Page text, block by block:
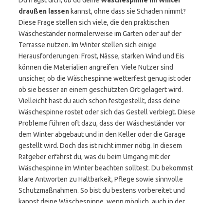
draußen lassen kannst, ohne dass sie Schaden nimmt?
Diese Frage stellen sich viele, die den praktischen
Wäscheständer normalerweise im Garten oder auf der
Terrasse nutzen. Im Winter stellen sich einige
Herausforderungen: Frost, Nässe, starken Wind und Eis
können die Materialien angreifen. Viele Nutzer sind
unsicher, ob die Wäschespinne wetterfest genug ist oder
ob sie besser an einem geschützten Ort gelagert wird.
Vielleicht hast du auch schon festgestellt, dass deine
Wäschespinne rostet oder sich das Gestell verbiegt. Diese
Probleme führen oft dazu, dass der Wäscheständer vor
dem Winter abgebaut und in den Keller oder die Garage
gestellt wird. Doch das ist nicht immer nötig. In diesem
Ratgeber erfährst du, was du beim Umgang mit der
Wäschespinne im Winter beachten solltest. Du bekommst
klare Antworten zu Haltbarkeit, Pflege sowie sinnvolle
Schutzmaßnahmen. So bist du bestens vorbereitet und